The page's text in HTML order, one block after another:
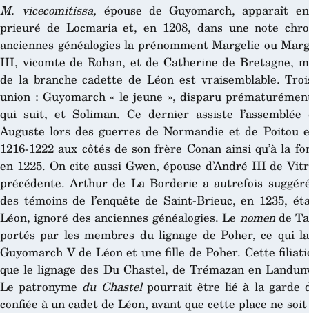
M. vicecomitissa, épouse de Guyomarch, apparaît
prieuré de Locmaria et, en 1208, dans une note
anciennes généalogies la prénomment Margelie ou
III, vicomte de Rohan, et de Catherine de Bretagne,
de la branche cadette de Léon est vraisemblable.
union : Guyomarch « le jeune », disparu
qui suit, et Soliman. Ce dernier assiste
Auguste lors des guerres de Normandie et de Poitou
1216-1222 aux côtés de son frère Conan ainsi qu’à la
en 1225. On cite aussi Gwen, épouse d’André III de
précédente. Arthur de La Borderie a autrefois
des témoins de l’enquête de Saint-Brieuc, en 1235,
Léon, ignoré des anciennes généalogies. Le nomende
portés par les membres du lignage de Poher, ce qui
Guyomarch V de Léon et une fille de Poher. Cette
que le lignage des Du Chastel, de Trémazan en
Le patronyme du Chastelpourrait être lié à la garde
confiée à un cadet de Léon, avant que cette place ne